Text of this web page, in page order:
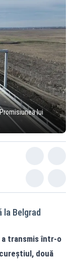
lui
la Belgrad
transmis într-o
două